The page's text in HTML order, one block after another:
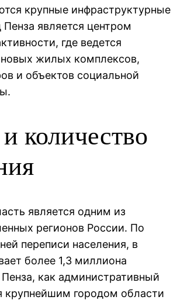
крупные инфраструктурные
является центром
где ведется
новых жилых комплексов,
и объектов социальной
количество
является одним из
регионов России. По
переписи населения, в
более 1,3 миллиона
как административный
крупнейшим городом области